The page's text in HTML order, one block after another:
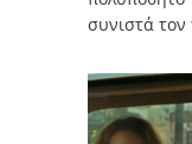
συνιστά